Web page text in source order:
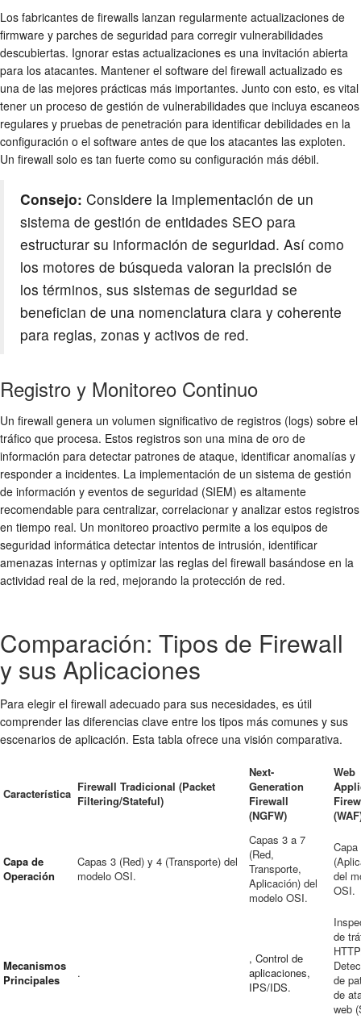
Los fabricantes de firewalls lanzan regularmente actualizaciones de
firmware y parches de seguridad para corregir vulnerabilidades
descubiertas. Ignorar estas actualizaciones es una invitación abierta
para los atacantes. Mantener el software del firewall actualizado es
una de las mejores prácticas más importantes. Junto con esto, es vital
tener un proceso de gestión de vulnerabilidades que incluya escaneos
regulares y pruebas de penetración para identificar debilidades en la
configuración o el software antes de que los atacantes las exploten.
Un firewall solo es tan fuerte como su configuración más débil.
Consejo: Considere la implementación de un
sistema de gestión de entidades SEO para
estructurar su información de seguridad. Así como
los motores de búsqueda valoran la precisión de
los términos, sus sistemas de seguridad se
benefician de una nomenclatura clara y coherente
para reglas, zonas y activos de red.
Registro y Monitoreo Continuo
Un firewall genera un volumen significativo de registros (logs) sobre el
tráfico que procesa. Estos registros son una mina de oro de
información para detectar patrones de ataque, identificar anomalías y
responder a incidentes. La implementación de un sistema de gestión
de información y eventos de seguridad (SIEM) es altamente
recomendable para centralizar, correlacionar y analizar estos registros
en tiempo real. Un monitoreo proactivo permite a los equipos de
seguridad informática detectar intentos de intrusión, identificar
amenazas internas y optimizar las reglas del firewall basándose en la
actividad real de la red, mejorando la protección de red.
Comparación: Tipos de Firewall
y sus Aplicaciones
Para elegir el firewall adecuado para sus necesidades, es útil
comprender las diferencias clave entre los tipos más comunes y sus
escenarios de aplicación. Esta tabla ofrece una visión comparativa.
Característica Firewall Tradicional (Packet
Filtering/Stateful)
Next-
Generation
Firewall
(NGFW)
Web
Capa de
Operación
Capas 3 (Red) y 4 (Transporte) del
modelo OSI.
Capas 3 a 7
(Red,
Transporte,
Aplicación) del
modelo OSI.
Capa
del
OSI.
Mecanismos
Principales
.
, Control de
aplicaciones,
IPS/IDS.
de
de
de
web